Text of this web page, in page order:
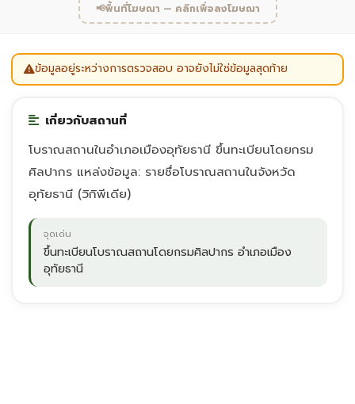
📢พื้นที่โฆษณา — คลิกเพื่อลงโฆษณา
ข้อมูลอยู่ระหว่างการตรวจสอบ อาจยังไม่ใช่ข้อมูลสุดท้าย
เกี่ยวกับสถานที่
โบราณสถานในอำเภอเมืองอุทัยธานี ขึ้นทะเบียนโดยกรม
ศิลปากร แหล่งข้อมูล: รายชื่อโบราณสถานในจังหวัด
อุทัยธานี (วิกิพีเดีย)
จุดเด่น
ขึ้นทะเบียนโบราณสถานโดยกรมศิลปากร อำเภอเมือง
อุทัยธานี